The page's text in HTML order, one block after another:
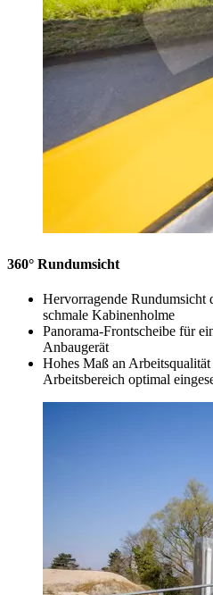
360° Rundumsicht
Hervorragende Rundumsicht
schmale Kabinenholme
Panorama-Frontscheibe für
Anbaugerät
Hohes Maß an
Arbeitsbereich optimal